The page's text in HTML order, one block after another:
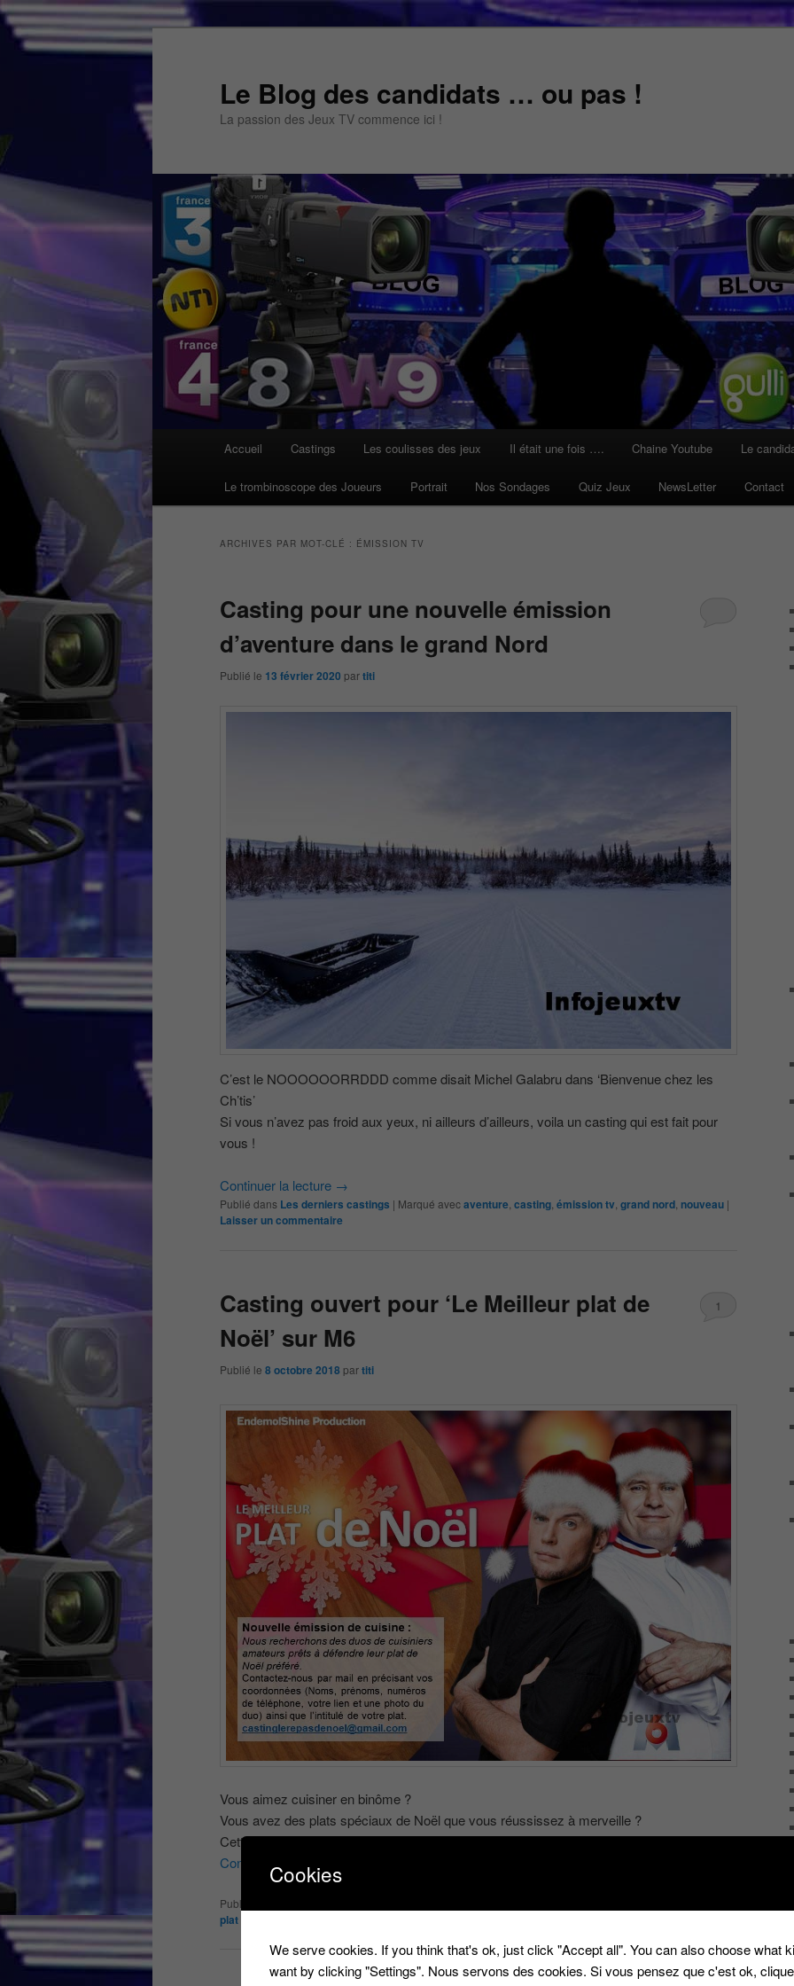
Aller
Aller
Le Blog des candidats … ou pas !
La passion des Jeux TV commence ici !
Accueil Castings Les coulisses des jeux Il était une fois …. Chaine Youtube Le
Le trombinoscope des Joueurs Portrait Nos Sondages Quiz Jeux NewsLetter Contact
ARCHIVES PAR MOT-CLÉ : ÉMISSION TV
Casting pour une nouvelle émission
d’aventure dans le grand Nord
Publié le 13 février 2020 partiti
C’est le NOOOOOORRDDD comme disait Michel Galabru dans ‘Bienvenue chez les
Ch’tis’
Si vous n’avez pas froid aux yeux, ni ailleurs d’ailleurs, voila un casting qui est fait pour
vous !
Continuer la lecture →
Publié dans Les derniers castings | Marqué avecaventure casting émission tv grand nord nouveau |
Laisser un commentaire
Casting ouvert pour ‘Le Meilleur plat de
Noël’ sur M6
Publié le 8 octobre 2018 partiti
1
Vous aimez cuisiner en binôme ?
Vous avez des plats spéciaux de Noël que vous réussissez à merveille ?
Cette émission est faite’ pour vous !
Continuer la lecture
Publié dans
plat de noël
Cookies
We serve cookies. If you think that's ok, just click "Accept all". You can also choose what
want by clicking "Settings". Nous servons des cookies. Si vous pensez que c'est ok,